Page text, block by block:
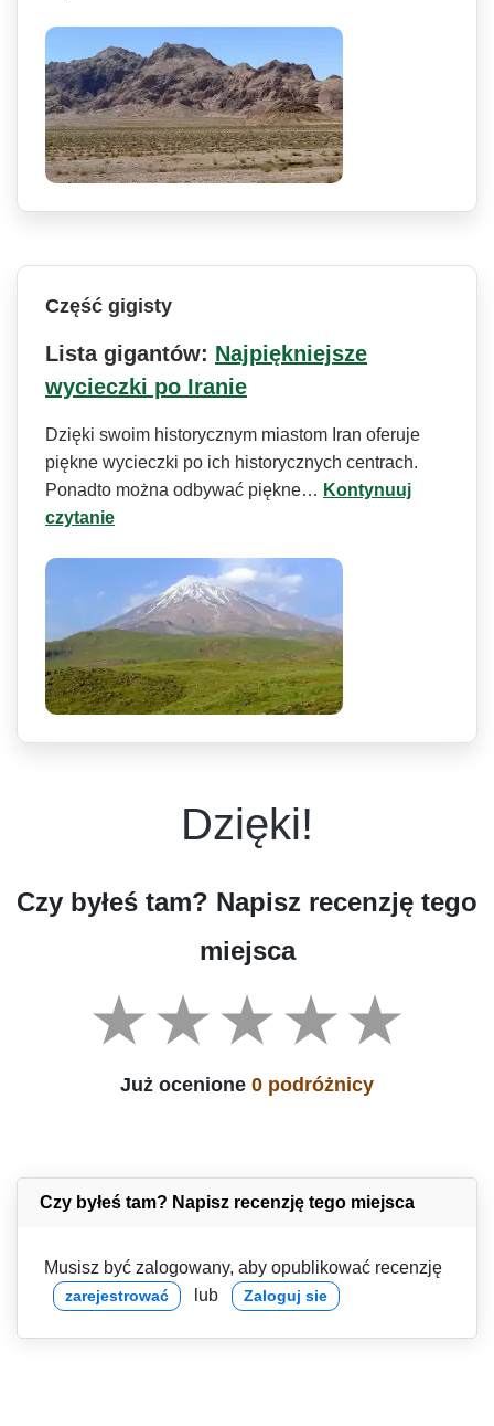
Część gigisty
Lista gigantów: Najpiękniejsze
wycieczki po Iranie
Dzięki swoim historycznym miastom Iran oferuje
piękne wycieczki po ich historycznych centrach.
Ponadto można odbywać piękne… Kontynuuj
czytanie
Dzięki!
Czy byłeś tam? Napisz recenzję tego
miejsca
Już ocenione 0 podróżnicy
Czy byłeś tam? Napisz recenzję tego miejsca
Musisz być zalogowany, aby opublikować recenzję
zarejestrować lub Zaloguj sie